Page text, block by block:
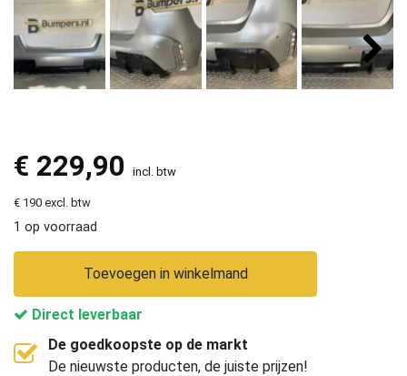
€ 229,90 incl. btw
€ 190 excl. btw
1 op voorraad
Toevoegen in winkelmand
Direct leverbaar
De goedkoopste op de markt
De nieuwste producten, de juiste prijzen!